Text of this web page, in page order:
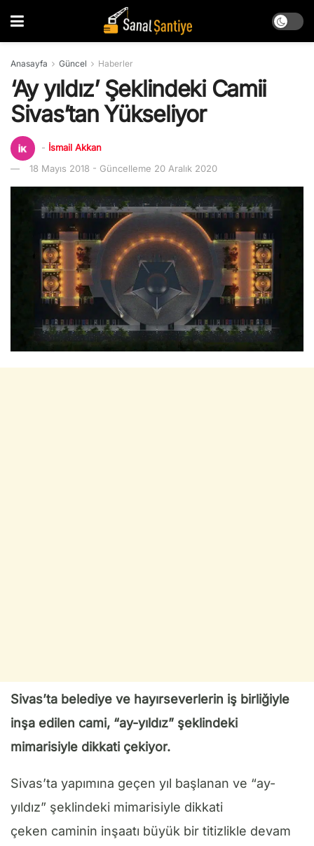
Anasayfa Güncel Haberler
‘Ay yıldız’ Şeklindeki Camii
Sivas’tan Yükseliyor
- İsmail Akkan
18 Mayıs 2018 - Güncelleme 20 Aralık 2020
Sivas’ta belediye ve hayırseverlerin iş birliğiyle
inşa edilen cami, “ay-yıldız” şeklindeki
mimarisiyle dikkati çekiyor.
Sivas’ta yapımına geçen yıl başlanan ve “ay-
yıldız” şeklindeki mimarisiyle dikkati
çeken caminin inşaatı büyük bir titizlikle devam